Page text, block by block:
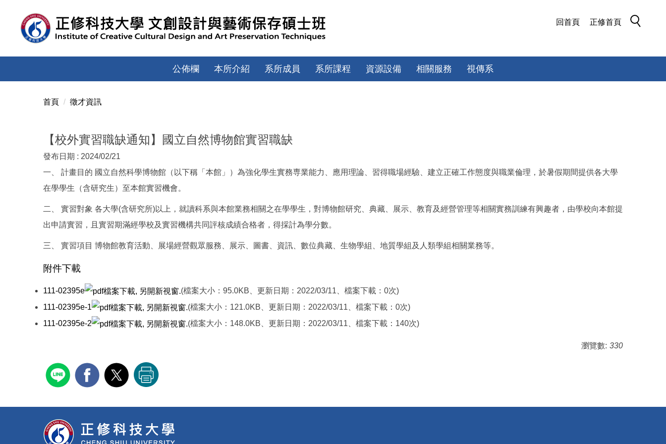
內
回首頁 正修首頁
公佈欄 本所介紹 系所成員 系所課程 資源設備 相關服務 視傳系
首頁 徵才資訊
【校外實習職缺通知】國立自然博物館實習職缺
發布日期 : 2024/02/21
一、 計畫目的 國立自然科學博物館（以下稱「本館」）為強化學生實務専業能力、應用理論、習得職場經驗、建立正確工作態度與職業倫理，於暑假期間提供各大學
在學學生（含研究生）至本館實習機會。
二、 實習對象 各大學(含研究所)以上，就讀科系與本館業務相關之在學學生，對博物館研究、典藏、展示、教育及經營管理等相關實務訓練有興趣者，由學校向本館提
出申請實習，且實習期滿經學校及實習機構共同評核成績合格者，得採計為學分數。
三、 實習項目 博物館教育活動、展場經營觀眾服務、展示、圖書、資訊、數位典藏、生物學組、地質學組及人類學組相關業務等。
附件下載
111-02395e
(檔案大小：95.0KB、更新日期：2022/03/11、檔案下載：0次)
111-02395e-1
(檔案大小：121.0KB、更新日期：2022/03/11、檔案下載：0次)
111-02395e-2
(檔案大小：148.0KB、更新日期：2022/03/11、檔案下載：140次)
瀏覽數: 330